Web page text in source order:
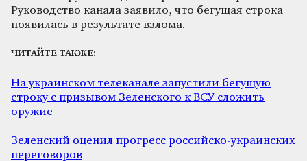
Руководство канала заявило, что бегущая строка
появилась в результате взлома.
ЧИТАЙТЕ ТАКЖЕ:
На украинском телеканале запустили бегущую
строку с призывом Зеленского к ВСУ сложить
оружие
Зеленский оценил прогресс российско-украинских
переговоров